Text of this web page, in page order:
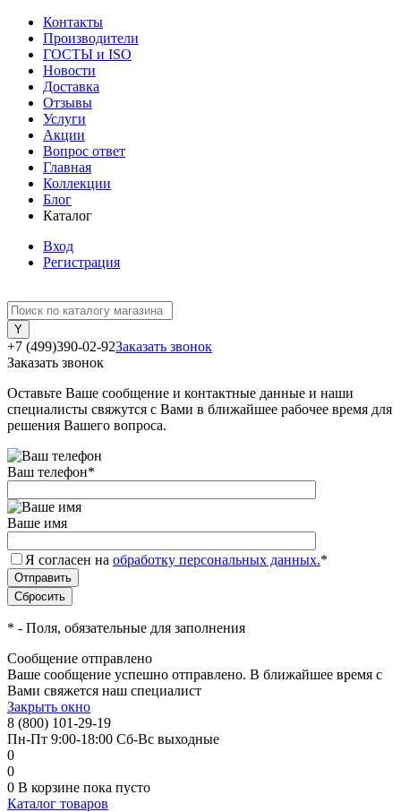
Контакты
Производители
ГОСТЫ и ISO
Новости
Доставка
Отзывы
Услуги
Акции
Вопрос ответ
Главная
Коллекции
Блог
Каталог
Вход
Регистрация
+7 (499)390-02-92Заказать звонок
Заказать звонок
Оставьте Ваше сообщение и контактные данные и наши
специалисты свяжутся с Вами в ближайшее рабочее время для
решения Вашего вопроса.
Ваш телефон*
Ваше имя
Я согласен на обработку персональных данных.*
* - Поля, обязательные для заполнения
Сообщение отправлено
Ваше сообщение успешно отправлено. В ближайшее время с
Вами свяжется наш специалист
Закрыть окно
8 (800) 101-29-19
Пн-Пт 9:00-18:00 Сб-Вс выходные
0
0
0 В корзине пока пусто
Каталог товаров